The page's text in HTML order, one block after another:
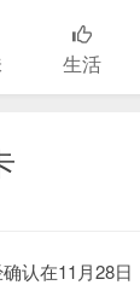
生活
认在11月28日